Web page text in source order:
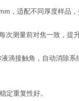
，适配不同厚度样品，
测量前对焦一致，提
滴接触角，自动消除
定重复性好。